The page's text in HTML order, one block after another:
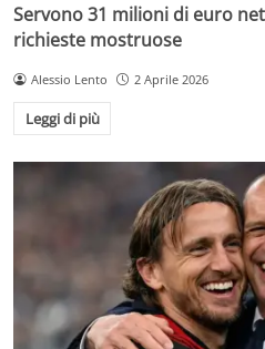
Servono 31 milioni di euro
richieste mostruose
Alessio Lento 2 Aprile 2026
Leggi di più